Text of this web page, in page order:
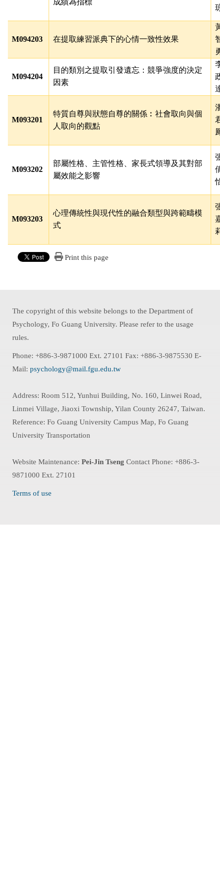
成績為指標
M094203 在提取練習派典下的心情一致性效果
M094204
目的類別之提取引發遺忘：競爭強度的決定
因素
M093201
特質自尊與狀態自尊的關係︰社會取向與個
人取向的觀點
M093202
部屬性格、主管性格、家長式領導及其對部
屬效能之影響
M093203
心理傳統性與現代性的融合類型與跨範疇模
式
Print this page
The copyright of this website belongs to the Department of
Psychology, Fo Guang University. Please refer to the usage
rules.
Phone: +886-3-9871000 Ext. 27101 Fax: +886-3-9875530 E-
Mail: psychology@mail.fgu.edu.tw
Address: Room 512, Yunhui Building, No. 160, Linwei Road,
Linmei Village, Jiaoxi Township, Yilan County 26247, Taiwan.
Reference: Fo Guang University Campus Map, Fo Guang
University Transportation
Website Maintenance: Pei-Jin Tseng Contact Phone: +886-3-
9871000 Ext. 27101
Terms of use